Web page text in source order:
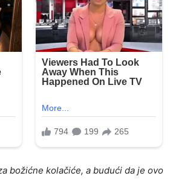
božićne kolačiće, a budući da je ovo